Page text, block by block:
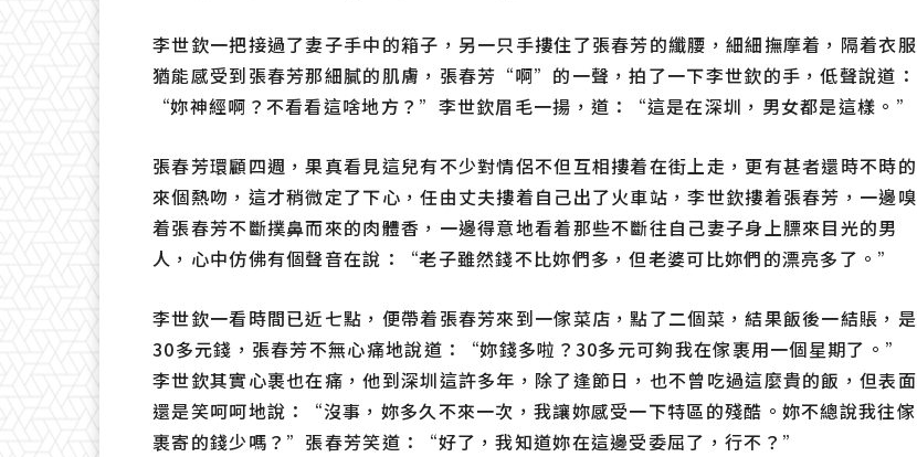
李世欽一把接過了妻子手中的箱子，另一只手摟住了張春芳的纖腰，細細撫摩着，隔着衣服
猶能感受到張春芳那細膩的肌膚，張春芳“啊”的一聲，拍了一下李世欽的手，低聲說道：
“妳神經啊？不看看這啥地方？”李世欽眉毛一揚，道：“這是在深圳，男女都是這樣。”
張春芳環顧四週，果真看見這兒有不少對情侶不但互相摟着在街上走，更有甚者還時不時的
來個熱吻，這才稍微定了下心，任由丈夫摟着自己出了火車站，李世欽摟着張春芳，一邊嗅
着張春芳不斷撲鼻而來的肉體香，一邊得意地看着那些不斷往自己妻子身上膘來目光的男
人，心中仿佛有個聲音在說：“老子雖然錢不比妳們多，但老婆可比妳們的漂亮多了。”
李世欽一看時間已近七點，便帶着張春芳來到一傢菜店，點了二個菜，結果飯後一結賬，是
30多元錢，張春芳不無心痛地說道：“妳錢多啦？30多元可夠我在傢裹用一個星期了。”
李世欽其實心裹也在痛，他到深圳這許多年，除了逢節日，也不曾吃過這麼貴的飯，但表面
還是笑呵呵地說：“沒事，妳多久不來一次，我讓妳感受一下特區的殘酷。妳不總說我往傢
裹寄的錢少嗎？”張春芳笑道：“好了，我知道妳在這邊受委屈了，行不？”